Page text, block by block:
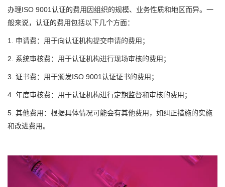
办理ISO 9001认证的费用因组织的规模、业务性质和地区而异。一
般来说，认证的费用包括以下几个方面：
1. 申请费：用于向认证机构提交申请的费用；
2. 系统审核费：用于认证机构进行现场审核的费用；
3. 证书费：用于颁发ISO 9001认证证书的费用；
4. 年度审核费：用于认证机构进行定期监督和审核的费用；
5. 其他费用：根据具体情况可能会有其他费用，如纠正措施的实施
和改进费用。